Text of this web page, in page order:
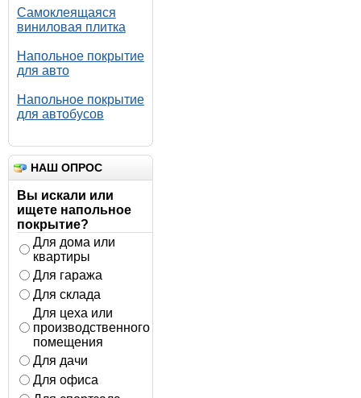
Самоклеящаяся
виниловая плитка
Напольное покрытие
для авто
Напольное покрытие
для автобусов
НАШ ОПРОС
Вы искали или
ищете напольное
покрытие?
Для дома или
квартиры
Для гаража
Для склада
Для цеха или
производственного
помещения
Для дачи
Для офиса